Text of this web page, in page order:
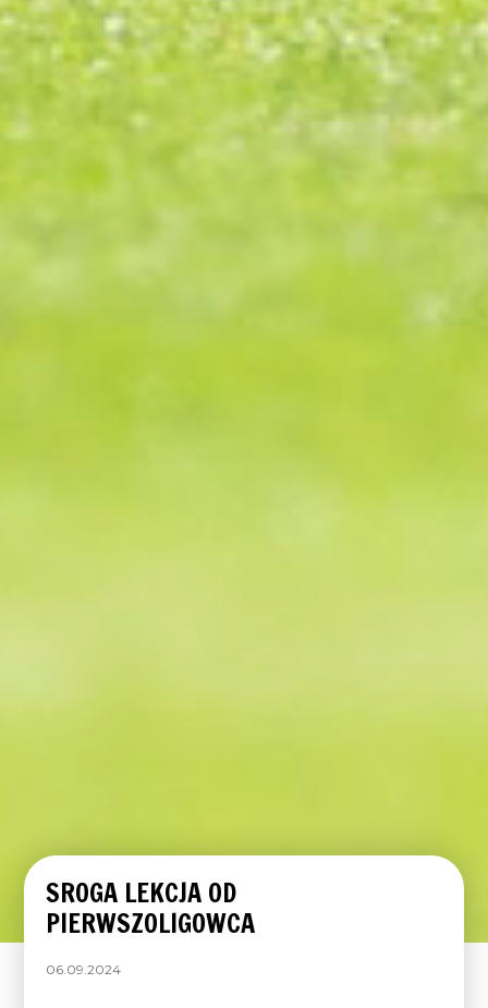
SROGA LEKCJA OD
PIERWSZOLIGOWCA
06.09.2024